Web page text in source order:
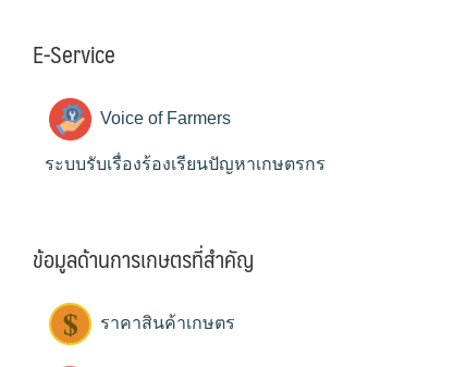
E-Service
Voice of Farmers
ระบบรับเรื่องร้องเรียนปัญหาเกษตรกร
ข้อมูลด้านการเกษตรที่สำคัญ
ราคาสินค้าเกษตร